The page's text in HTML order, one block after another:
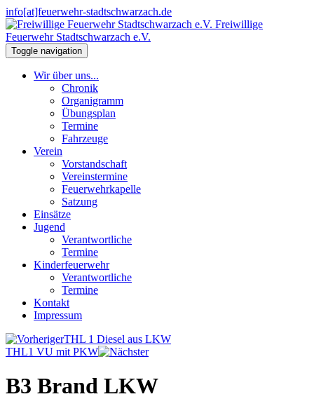
info[at]feuerwehr-stadtschwarzach.de
Freiwillige
Feuerwehr Stadtschwarzach e.V.
Toggle navigation
Wir über uns...
Chronik
Organigramm
Übungsplan
Termine
Fahrzeuge
Verein
Vorstandschaft
Vereinstermine
Feuerwehrkapelle
Satzung
Einsätze
Jugend
Verantwortliche
Termine
Kinderfeuerwehr
Verantwortliche
Termine
Kontakt
Impressum
THL 1 Diesel aus LKW
THL1 VU mit PKW
B3 Brand LKW